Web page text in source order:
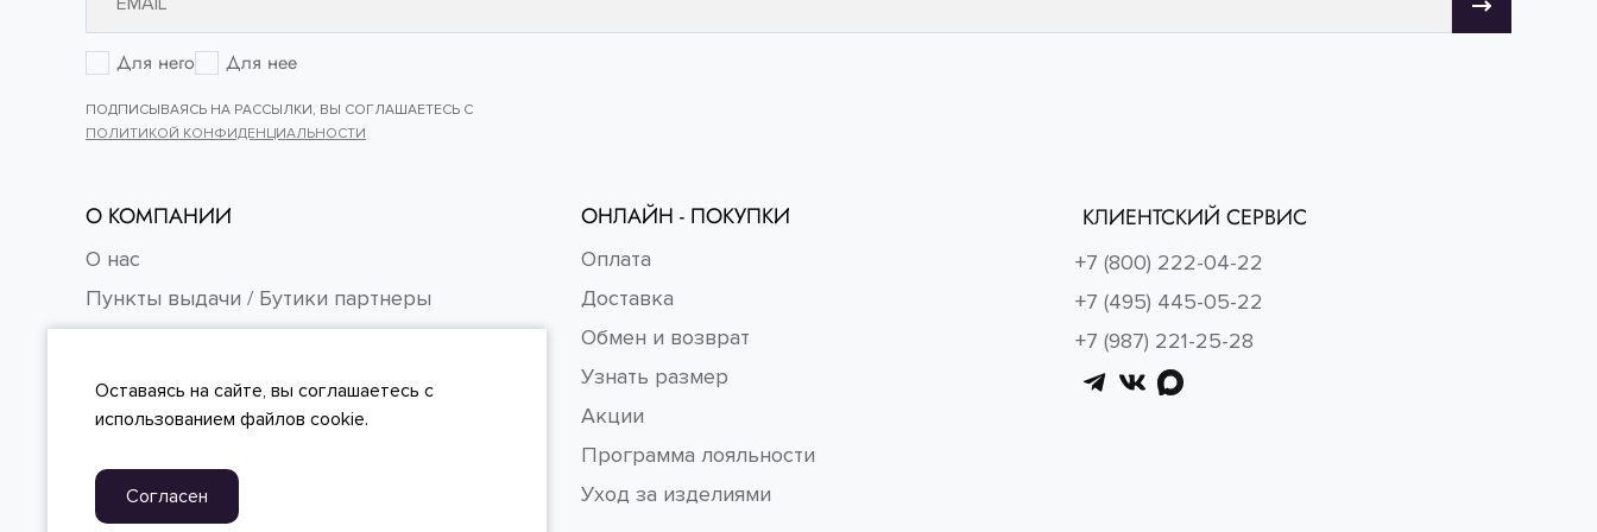
Для него Для нее
ПОДПИСЫВАЯСЬ НА РАССЫЛКИ, ВЫ СОГЛАШАЕТЕСЬ С
ПОЛИТИКОЙ КОНФИДЕНЦИАЛЬНОСТИ
О КОМПАНИИ
О нас
Пункты выдачи / Бутики партнеры
Контакты
FAQ
ОНЛАЙН - ПОКУПКИ
Оплата
Доставка
Обмен и возврат
Узнать размер
Акции
Программа лояльности
Уход за изделиями
КЛИЕНТСКИЙ СЕРВИС
+7 (800) 222-04-22
+7 (495) 445-05-22
+7 (987) 221-25-28
Оставаясь на сайте, вы соглашаетесь с
использованием файлов cookie.
Согласен